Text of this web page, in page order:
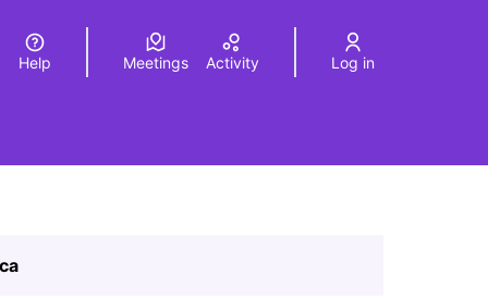
Elegir el idiomaChoose language
Help Meetings Activity Log in